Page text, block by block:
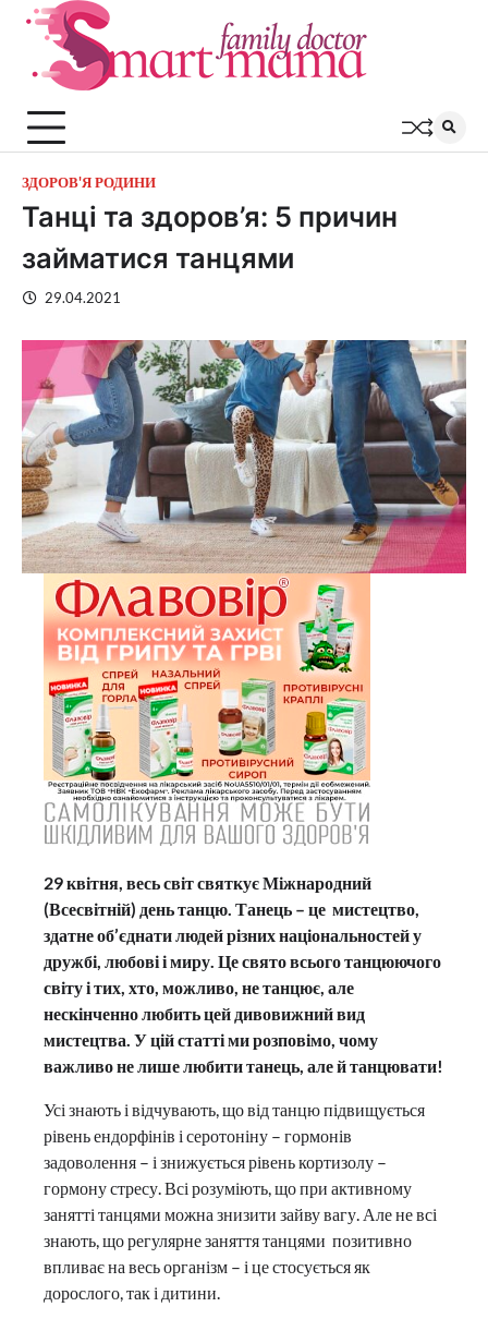
Перейти
ЗДОРОВ'Я РОДИНИ
Танці та здоров’я: 5 причин
займатися танцями
29.04.2021
29 квітня, весь світ святкує Міжнародний
(Всесвітній) день танцю. Танець – це мистецтво,
здатне об’єднати людей різних національностей у
дружбі, любові і миру. Це свято всього танцюючого
світу і тих, хто, можливо, не танцює, але
нескінченно любить цей дивовижний вид
мистецтва. У цій статті ми розповімо, чому
важливо не лише любити танець, але й танцювати!
Усі знають і відчувають, що від танцю підвищується
рівень ендорфінів і серотоніну – гормонів
задоволення – і знижується рівень кортизолу –
гормону стресу. Всі розуміють, що при активному
занятті танцями можна знизити зайву вагу. Але не всі
знають, що регулярне заняття танцями позитивно
впливає на весь організм – і це стосується як
дорослого, так і дитини.